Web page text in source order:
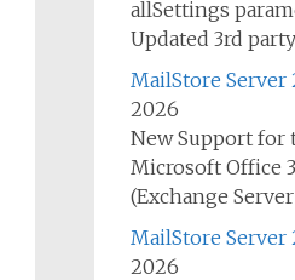
allSettings
Updated 3rd
MailStore Server
2026
New Support for
Microsoft Office
(Exchange Server
MailStore Server
2026